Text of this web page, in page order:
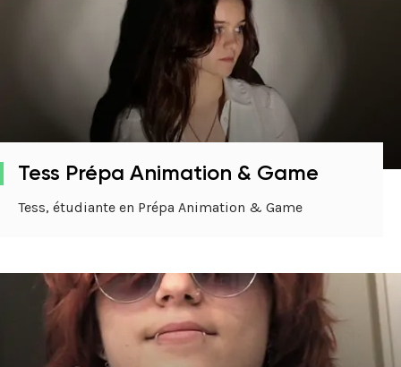
Tess Prépa Animation & Game
Tess, étudiante en Prépa Animation & Game